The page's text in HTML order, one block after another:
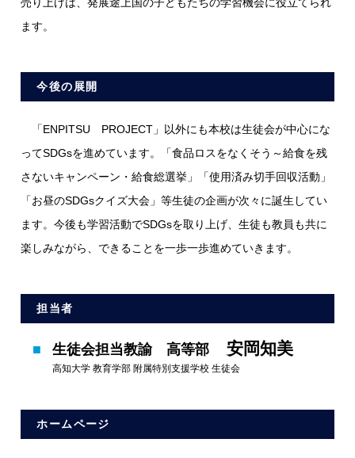
ます。
今後の展開
「ENPITSU PROJECT」以外にも本校は生徒会が中心にな
ってSDGsを進めています。「食品ロスをなくそう～給食を残
さないキャンペーン・給食総選挙」「使用済み切手回収活動」
「お昼のSDGsクイズ大会」等生徒の企画が次々に誕生してい
ます。今後も学習活動でSDGsを取り上げ、生徒も教員も共に
楽しみながら、できることを一歩一歩進めていきます。
担当者
生徒会担当教諭 高等部 安岡知美
高知大学 教育学部 附属特別支援学校 生徒会
ホームページ